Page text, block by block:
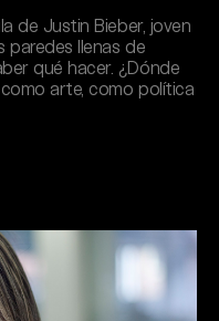
de Justin Bieber, joven
paredes llenas de
qué hacer. ¿Dónde
arte, como política